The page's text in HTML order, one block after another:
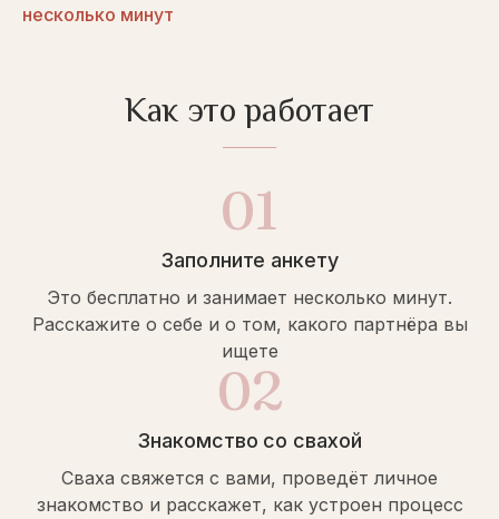
несколько минут
Как это работает
01
Заполните анкету
Это бесплатно и занимает несколько минут.
Расскажите о себе и о том, какого партнёра вы
ищете
02
Знакомство со свахой
Сваха свяжется с вами, проведёт личное
знакомство и расскажет, как устроен процесс